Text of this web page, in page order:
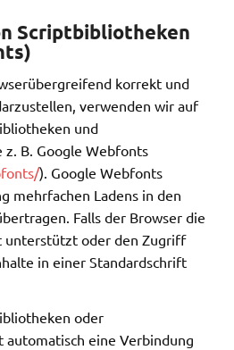
Scriptbibliotheken
korrekt und
verwenden wir auf
und
B. Google Webfonts
). Google Webfonts
mehrfachen Ladens in den
Falls der Browser die
unterstützt oder den Zugriff
in einer Standardschrift
oder
eine Verbindung